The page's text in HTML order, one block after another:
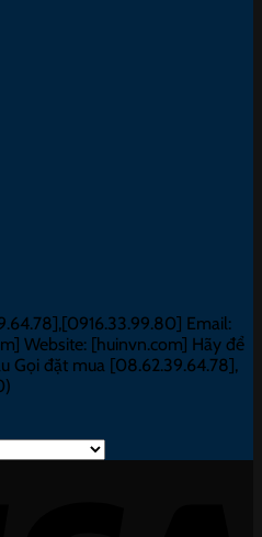
Email:
Website: [huinvn.com] Hãy để
Gọi đặt mua [08.62.39.64.78],